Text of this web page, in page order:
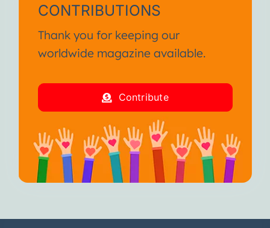
CONTRIBUTIONS
Thank you for keeping our
worldwide magazine available.
Contribute